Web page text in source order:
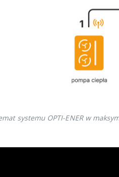
systemu OPTI-ENER w